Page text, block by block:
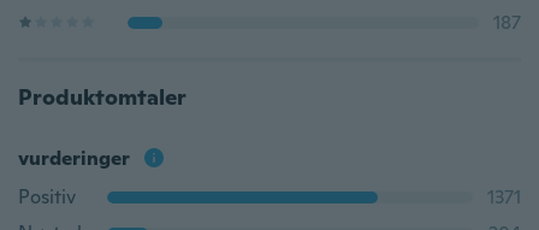
187
Produktomtaler
vurderinger
Positiv
1371